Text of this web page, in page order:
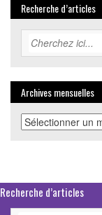
Recherche d’articles
Archives mensuelles
Archives
Recherche d’articles